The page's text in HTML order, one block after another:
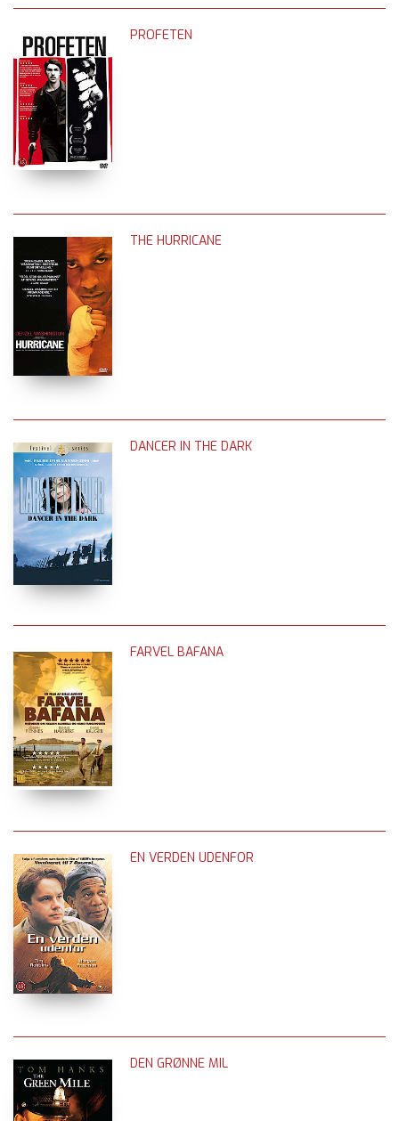
PROFETEN
THE HURRICANE
DANCER IN THE DARK
FARVEL BAFANA
EN VERDEN UDENFOR
DEN GRØNNE MIL